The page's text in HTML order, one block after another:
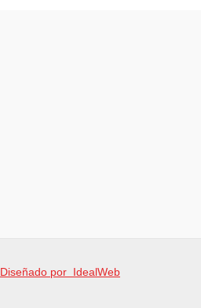
Diseñado por IdealWeb